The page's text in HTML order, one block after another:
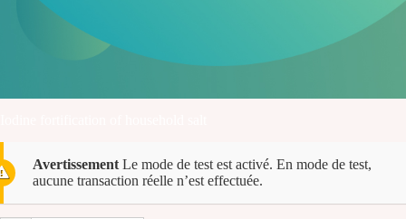
Avertissement Le mode de test est activé. En mode de test,
aucune transaction réelle n’est effectuée.